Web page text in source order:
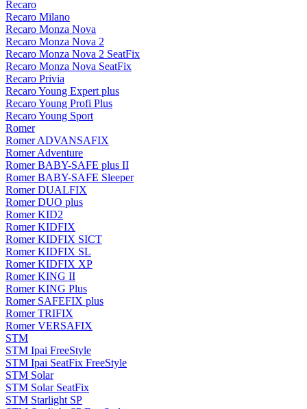
Recaro
Recaro Milano
Recaro Monza Nova
Recaro Monza Nova 2
Recaro Monza Nova 2 SeatFix
Recaro Monza Nova SeatFix
Recaro Privia
Recaro Young Expert plus
Recaro Young Profi Plus
Recaro Young Sport
Romer
Romer ADVANSAFIX
Romer Adventure
Romer BABY-SAFE plus II
Romer BABY-SAFE Sleeper
Romer DUALFIX
Romer DUO plus
Romer KID2
Romer KIDFIX
Romer KIDFIX SICT
Romer KIDFIX SL
Romer KIDFIX XP
Romer KING II
Romer KING Plus
Romer SAFEFIX plus
Romer TRIFIX
Romer VERSAFIX
STM
STM Ipai FreeStyle
STM Ipai SeatFix FreeStyle
STM Solar
STM Solar SeatFix
STM Starlight SP